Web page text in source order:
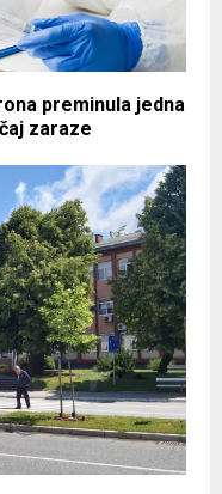
preminula jedna
zaraze